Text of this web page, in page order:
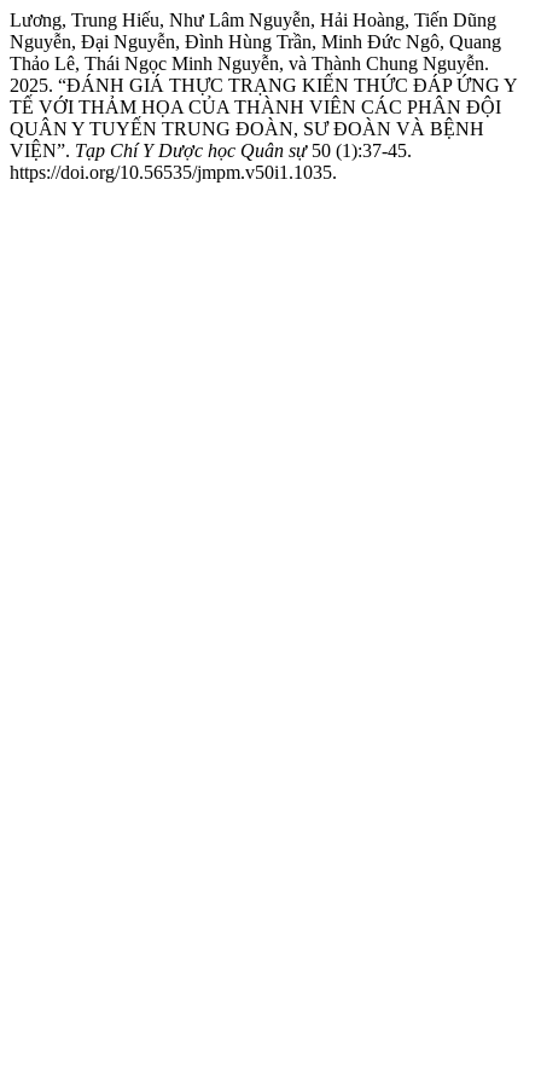
Lương, Trung Hiếu, Như Lâm Nguyễn, Hải Hoàng, Tiến Dũng
Nguyễn, Đại Nguyễn, Đình Hùng Trần, Minh Đức Ngô, Quang
Thảo Lê, Thái Ngọc Minh Nguyễn, và Thành Chung Nguyễn.
2025. “ĐÁNH GIÁ THỰC TRẠNG KIẾN THỨC ĐÁP ỨNG Y
TẾ VỚI THẢM HỌA CỦA THÀNH VIÊN CÁC PHÂN ĐỘI
QUÂN Y TUYẾN TRUNG ĐOÀN, SƯ ĐOÀN VÀ BỆNH
VIỆN”. Tạp Chí Y Dược học Quân sự50 (1):37-45.
https://doi.org/10.56535/jmpm.v50i1.1035.